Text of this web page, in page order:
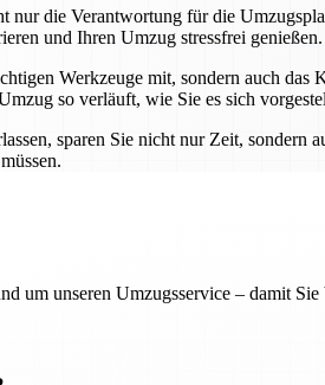
nur die Verantwortung für die
und Ihren Umzug stressfrei genießen.
Werkzeuge mit, sondern auch
so verläuft, wie Sie es sich
sparen Sie nicht nur Zeit,
um unseren Umzugsservice – damit Sie